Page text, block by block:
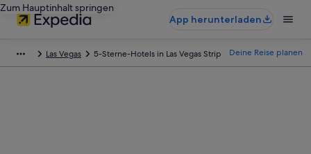
Zum Hauptinhalt springen
App herunterladen
Las Vegas 5-Sterne-Hotels in Las Vegas Strip Deine Reise planen